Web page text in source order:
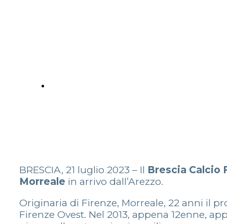
BRESCIA, 21 luglio 2023 – Il Brescia Calcio
Morreale in arrivo dall’Arezzo.
Originaria di Firenze, Morreale, 22 anni il
Firenze Ovest. Nel 2013, appena 12enne,